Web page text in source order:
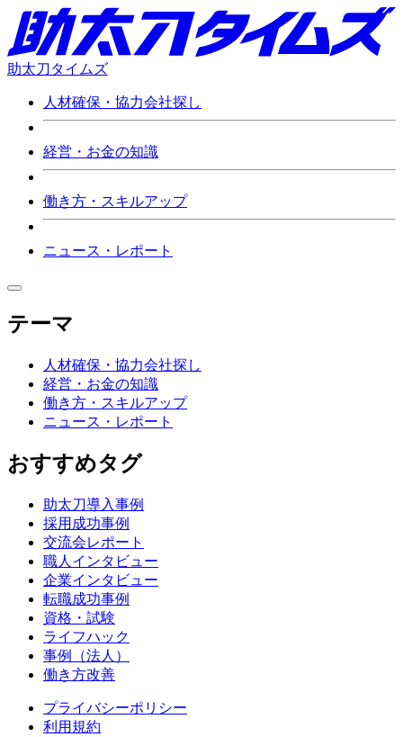
助太刀タイムズ
人材確保・協力会社探し
経営・お金の知識
働き方・スキルアップ
ニュース・レポート
テーマ
人材確保・協力会社探し
経営・お金の知識
働き方・スキルアップ
ニュース・レポート
おすすめタグ
助太刀導入事例
採用成功事例
交流会レポート
職人インタビュー
企業インタビュー
転職成功事例
資格・試験
ライフハック
事例（法人）
働き方改善
プライバシーポリシー
利用規約